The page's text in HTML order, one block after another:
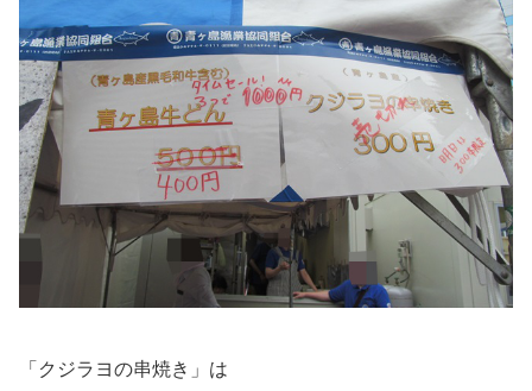
「クジラヨの串焼き」は